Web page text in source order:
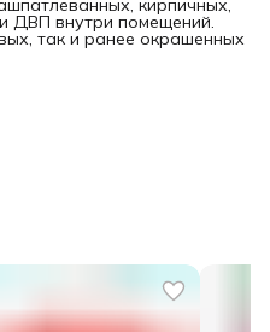
кирпичных,
ДВП внутри помещений.
так и ранее окрашенных